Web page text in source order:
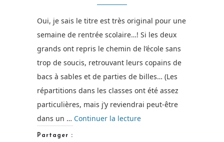
Oui, je sais le titre est très original pour une
semaine de rentrée scolaire…! Si les deux
grands ont repris le chemin de l’école sans
trop de soucis, retrouvant leurs copains de
bacs à sables et de parties de billes… (Les
répartitions dans les classes ont été assez
particulières, mais j’y reviendrai peut-être
dans un … Continuer la lecturede
Partager :